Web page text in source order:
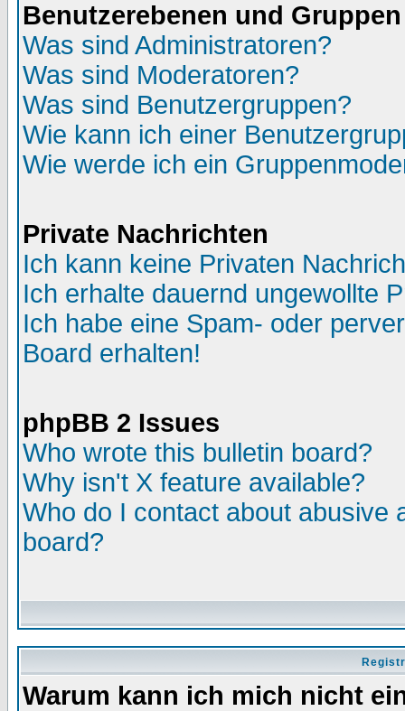
Benutzerebenen und Gruppen
Was sind Administratoren?
Was sind Moderatoren?
Was sind Benutzergruppen?
Wie kann ich einer
Wie werde ich ein
Private Nachrichten
Ich kann keine Privaten
Ich erhalte dauernd ungewollte
Ich habe eine Spam- oder
Board erhalten!
phpBB 2 Issues
Who wrote this bulletin board?
Why isn't X feature available?
Who do I contact about abusive
board?
Warum kann ich mich nicht